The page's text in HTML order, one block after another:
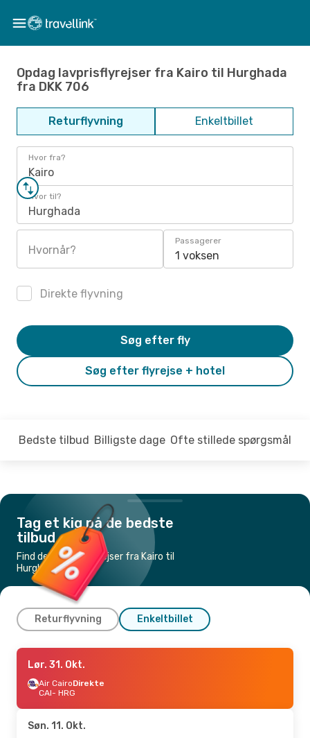
Opdag lavprisflyrejser fra Kairo til Hurghada
fra DKK 706
Returflyvning Enkeltbillet
Hvor fra?
Kairo
Hvor til?
Hurghada
Hvornår?
Passagerer
1 voksen
Direkte flyvning
Søg efter flyrejse + hotel
Søg efter fly
Bedste tilbud Billigste dage Ofte stillede spørgsmål
Tag et kig på de bedste
tilbud
Find de billigste flyrejser fra Kairo til
Hurghada
Returflyvning Enkeltbillet
Ons. 9. Sep.- Tir. 15. Sep.
Nesma AirlinesDirekte
CAI- HRG
HRG- CAI
Lør. 31. Okt.
Air CairoDirekte
CAI- HRG
Søn. 11. Okt.